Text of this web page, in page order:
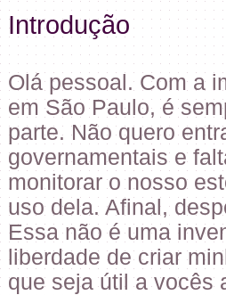
Introdução
Olá pessoal. Com a
em São Paulo, é
parte. Não quero
governamentais e
monitorar o nosso
uso dela. Afinal,
Essa não é uma
liberdade de criar
que seja útil a vocês